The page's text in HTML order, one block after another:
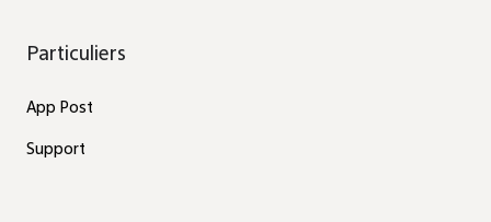
Particuliers
App Post
Support